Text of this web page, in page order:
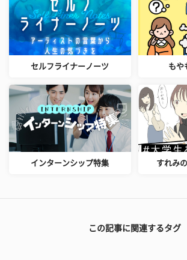
セルフライナーノーツ もや
インターンシップ特集 すれみ
この記事に関連するタグ